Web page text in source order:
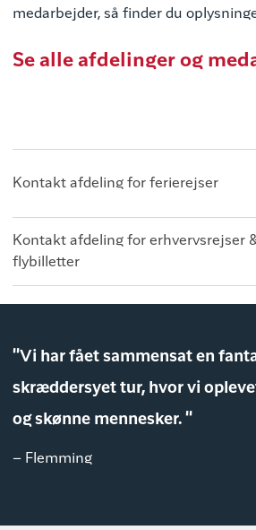
medarbejder, så finder du
Se alle afdelinger og
Kontakt afdeling for ferierejser
Kontakt afdeling for erhvervsrejser
flybilletter
"Vi har fået sammensat en
skræddersyet tur, hvor vi
og skønne mennesker. "
– Flemming